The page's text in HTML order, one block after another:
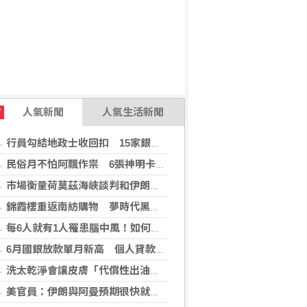
人氣新聞 人氣生活新聞
行員勾結地政士收回扣 15家銀行60多人涉案
民俗月不怕阿飄作祟 6張神明卡護佑平安
市場衡量荷莫茲海峽談判和伊朗局勢 油價走高
錦霞樓重返南紡購物 夢時代黑毛屋新開張
每6人就有1人罹患腦中風！如何預防中風？危險因子與治療新進展
6月國銀放款單月新高 個人貸款暴增2575億
洗太乾淨會讓皮膚「代償性出油」？2招擺脫外油內乾的穩膚對策
美官員：伊朗與阿曼預期很快就荷莫茲海峽達成協議